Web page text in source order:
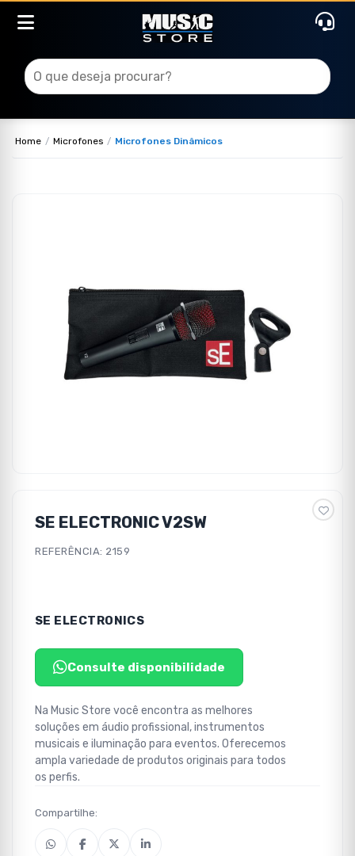
Home Microfones Microfones Dinâmicos
SE ELECTRONIC V2SW
REFERÊNCIA: 2159
SE ELECTRONICS
Consulte disponibilidade
Na Music Store você encontra as melhores
soluções em áudio profissional, instrumentos
musicais e iluminação para eventos. Oferecemos
ampla variedade de produtos originais para todos
os perfis.
Compartilhe: